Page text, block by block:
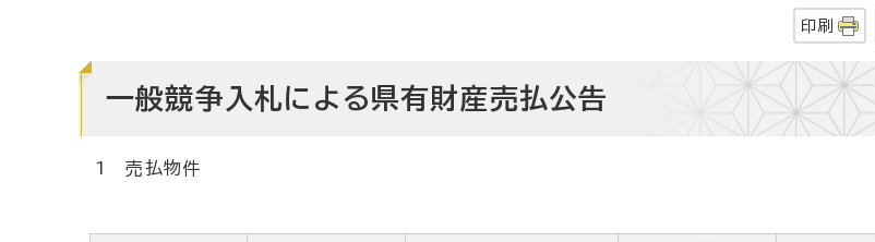
印刷
一般競争入札による県有財産売払公告
1 売払物件